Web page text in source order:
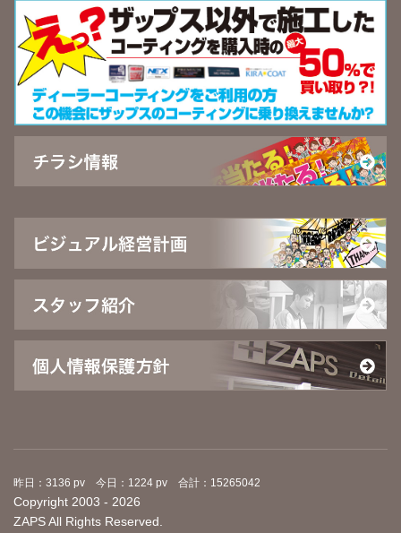
昨日：3136 pv 今日：1224 pv 合計：15265042
Copyright 2003 - 2026
ZAPS All Rights Reserved.